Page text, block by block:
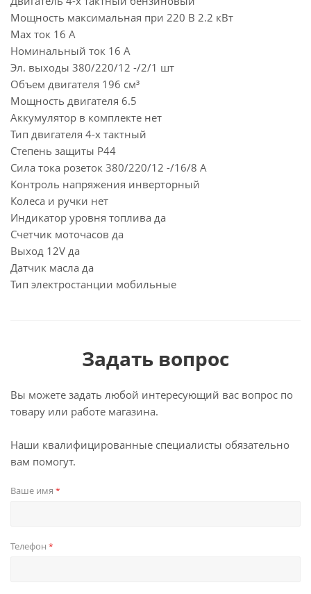
Мощность максимальная при 220 В 2.2 кВт
Max ток 16 А
Номинальный ток 16 А
Эл. выходы 380/220/12 -/2/1 шт
Объем двигателя 196 см³
Мощность двигателя 6.5
Аккумулятор в комплекте нет
Тип двигателя 4-х тактный
Степень защиты P44
Сила тока розеток 380/220/12 -/16/8 А
Контроль напряжения инверторный
Колеса и ручки нет
Индикатор уровня топлива да
Счетчик моточасов да
Выход 12V да
Датчик масла да
Тип электростанции мобильные
Задать вопрос
Вы можете задать любой интересующий вас вопрос по
товару или работе магазина.
Наши квалифицированные специалисты обязательно
вам помогут.
Ваше имя *
Телефон *